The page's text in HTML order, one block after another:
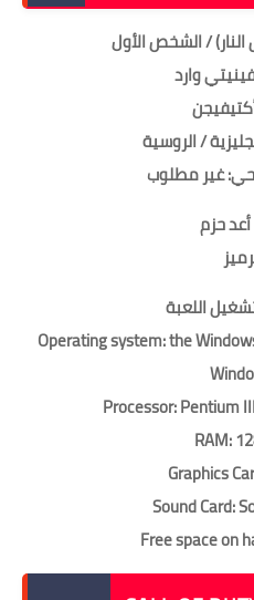
/ الشخص الأول
وارد
/ الروسية
غير مطلوب
حزم
اللعبة
> Operating system: the